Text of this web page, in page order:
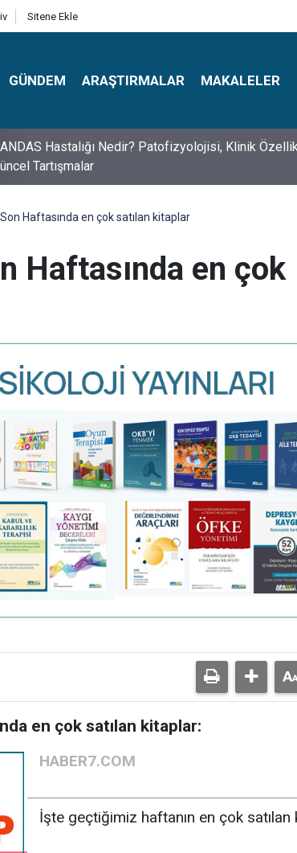
Sitene Ekle
GÜNDEM ARAŞTIRMALAR MAKALELER
Mayıs Psikologlar Günü Nasıl Ortaya Çıktı? 10
Son Haftasında en çok satılan kitaplar
Haftasında en çok
en çok satılan kitaplar:
HABER7.COM
İşte geçtiğimiz haftanın en çok satılan